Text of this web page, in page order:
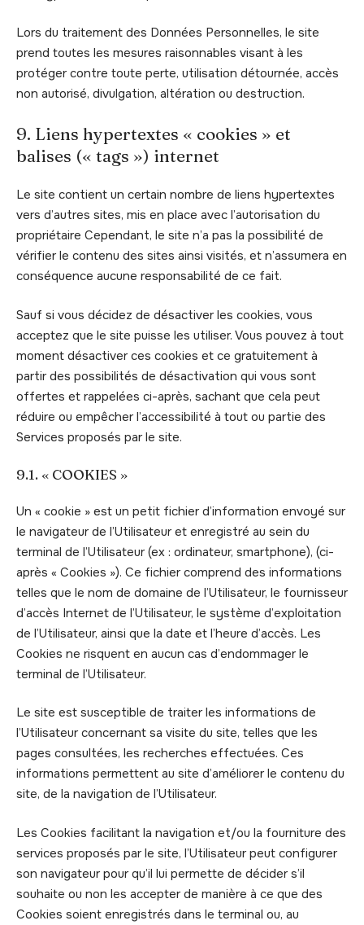
Lors du traitement des Données Personnelles, le site
prend toutes les mesures raisonnables visant à les
protéger contre toute perte, utilisation détournée, accès
non autorisé, divulgation, altération ou destruction.
9. Liens hypertextes « cookies » et
balises (« tags ») internet
Le site contient un certain nombre de liens hypertextes
vers d’autres sites, mis en place avec l’autorisation du
propriétaire Cependant, le site n’a pas la possibilité de
vérifier le contenu des sites ainsi visités, et n’assumera en
conséquence aucune responsabilité de ce fait.
Sauf si vous décidez de désactiver les cookies, vous
acceptez que le site puisse les utiliser. Vous pouvez à tout
moment désactiver ces cookies et ce gratuitement à
partir des possibilités de désactivation qui vous sont
offertes et rappelées ci-après, sachant que cela peut
réduire ou empêcher l’accessibilité à tout ou partie des
Services proposés par le site.
9.1. « COOKIES »
Un « cookie » est un petit fichier d’information envoyé sur
le navigateur de l’Utilisateur et enregistré au sein du
terminal de l’Utilisateur (ex : ordinateur, smartphone), (ci-
après « Cookies »). Ce fichier comprend des informations
telles que le nom de domaine de l’Utilisateur, le fournisseur
d’accès Internet de l’Utilisateur, le système d’exploitation
de l’Utilisateur, ainsi que la date et l’heure d’accès. Les
Cookies ne risquent en aucun cas d’endommager le
terminal de l’Utilisateur.
Le site est susceptible de traiter les informations de
l’Utilisateur concernant sa visite du site, telles que les
pages consultées, les recherches effectuées. Ces
informations permettent au site d’améliorer le contenu du
site, de la navigation de l’Utilisateur.
Les Cookies facilitant la navigation et/ou la fourniture des
services proposés par le site, l’Utilisateur peut configurer
son navigateur pour qu’il lui permette de décider s’il
souhaite ou non les accepter de manière à ce que des
Cookies soient enregistrés dans le terminal ou, au